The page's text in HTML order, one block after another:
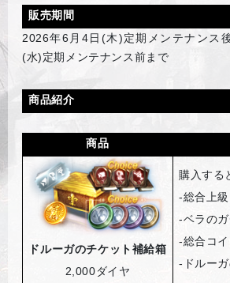
販売期間
2026年6月4日(木)定期メンテナンス
(水)定期メンテナンス前まで
商品紹介
商品
ドルーガのチケット補給箱
2,000ダイヤ
購入する
-総合上
-ベラの
-総合コ
- ドルー